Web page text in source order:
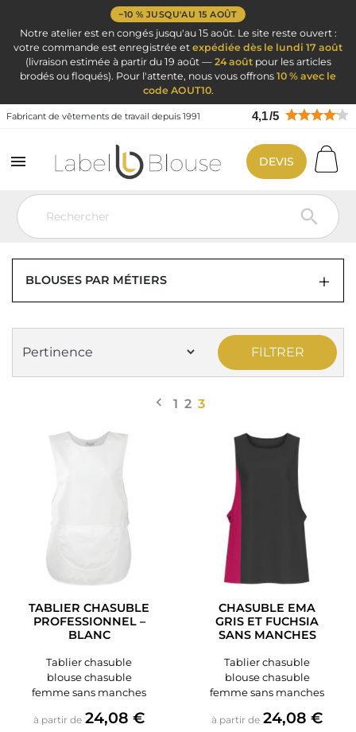
−10 % JUSQU'AU 15 AOÛT
Notre atelier est en congés jusqu'au 15 août. Le site reste ouvert :
votre commande est enregistrée et expédiée dès le lundi 17 août
(livraison estimée à partir du 19 août — 24 aoûtpour les articles
brodés ou floqués). Pour l'attente, nous vous offrons 10 % avec le
code AOUT10.
Fabricant de vêtements de travail depuis 1991 4,1/5


DEVIS
Vêtement de travail Blouse de travail par métier
Tablier chasuble
TABLIER CHASUBLE BLOUSE CHASUBLE
FEMME SANS MANCHES - PAGE 3
BLOUSES PAR MÉTIERS
FILTRER
Précédent
 1 2 3
TABLIER CHASUBLE
PROFESSIONNEL –
BLANC
Tablier chasuble
blouse chasuble
femme sans manches
à partir de Prix
24,08 €
CHASUBLE EMA
GRIS ET FUCHSIA
SANS MANCHES
Tablier chasuble
blouse chasuble
femme sans manches
à partir de Prix
24,08 €